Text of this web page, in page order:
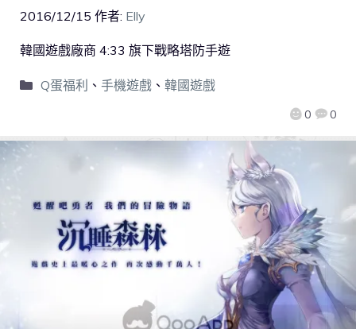
2016/12/15 作者: Elly
0 0
韓國遊戲廠商 4:33 旗下戰略塔防手遊
Q蛋福利 、 手機遊戲、 韓國遊戲